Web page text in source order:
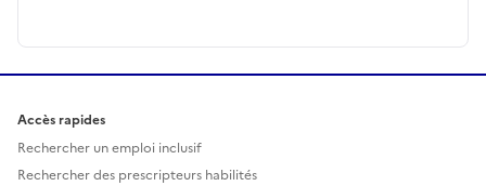
Accès rapides
Rechercher un emploi inclusif
Rechercher des prescripteurs habilités